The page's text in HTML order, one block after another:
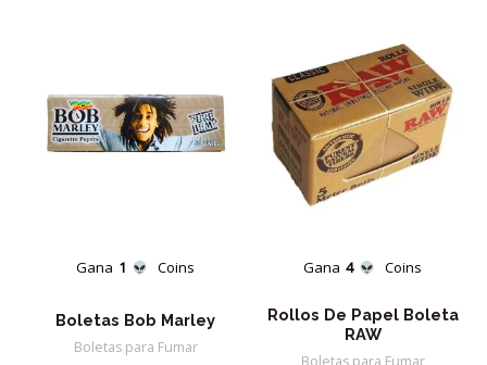
Gana 1 Coins
Boletas Bob Marley
Boletas para Fumar
Gana 4 Coins
Rollos De Papel Boleta
RAW
Boletas para Fumar